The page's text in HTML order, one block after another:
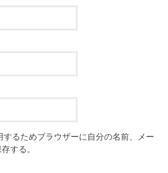
するためブラウザーに自分の名前、メー
する。